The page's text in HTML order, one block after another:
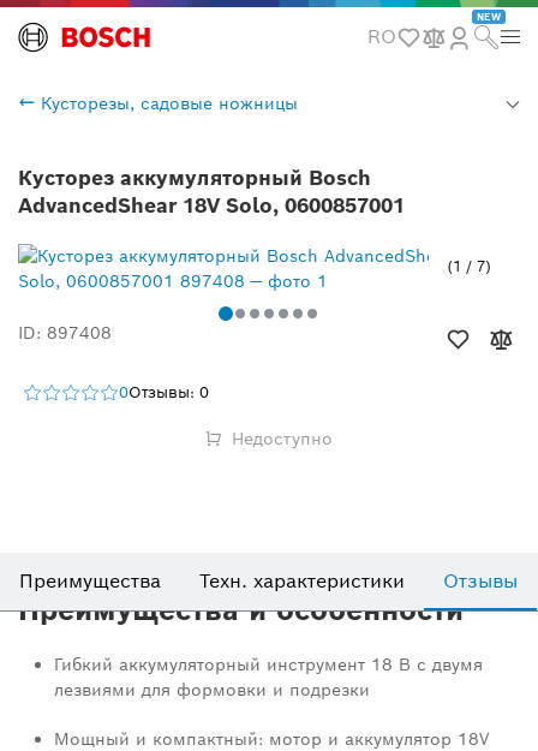
RO
NEW
Кусторезы, садовые ножницы
Кусторез аккумуляторный Bosch
AdvancedShear 18V Solo, 0600857001
1 / 7
ID: 897408
0Отзывы: 0
Недоступно
Преимущества Техн. характеристики Отзывы
Преимущества и особенности
Гибкий аккумуляторный инструмент 18 В с двумя
лезвиями для формовки и подрезки
Мощный и компактный: мотор и аккумулятор 18V